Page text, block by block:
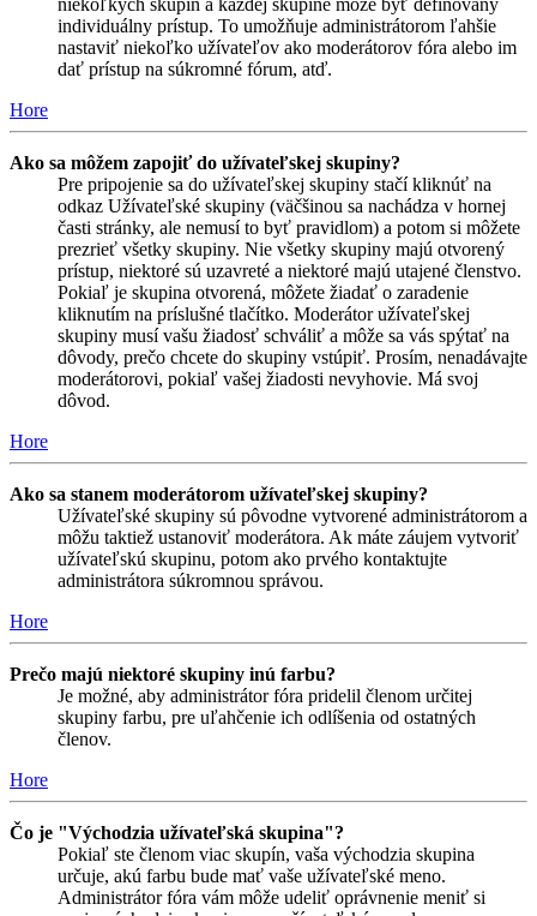
niekoľkých skupín a každej skupine môže byť definovaný
individuálny prístup. To umožňuje administrátorom ľahšie
nastaviť niekoľko užívateľov ako moderátorov fóra alebo im
dať prístup na súkromné fórum, atď.
Hore
Ako sa môžem zapojiť do užívateľskej skupiny?
Pre pripojenie sa do užívateľskej skupiny stačí kliknúť na
odkaz Užívateľské skupiny (väčšinou sa nachádza v hornej
časti stránky, ale nemusí to byť pravidlom) a potom si môžete
prezrieť všetky skupiny. Nie všetky skupiny majú otvorený
prístup, niektoré sú uzavreté a niektoré majú utajené členstvo.
Pokiaľ je skupina otvorená, môžete žiadať o zaradenie
kliknutím na príslušné tlačítko. Moderátor užívateľskej
skupiny musí vašu žiadosť schváliť a môže sa vás spýtať na
dôvody, prečo chcete do skupiny vstúpiť. Prosím, nenadávajte
moderátorovi, pokiaľ vašej žiadosti nevyhovie. Má svoj
dôvod.
Hore
Ako sa stanem moderátorom užívateľskej skupiny?
Užívateľské skupiny sú pôvodne vytvorené administrátorom a
môžu taktiež ustanoviť moderátora. Ak máte záujem vytvoriť
užívateľskú skupinu, potom ako prvého kontaktujte
administrátora súkromnou správou.
Hore
Prečo majú niektoré skupiny inú farbu?
Je možné, aby administrátor fóra pridelil členom určitej
skupiny farbu, pre uľahčenie ich odlíšenia od ostatných
členov.
Hore
Čo je "Východzia užívateľská skupina"?
Pokiaľ ste členom viac skupín, vaša východzia skupina
určuje, akú farbu bude mať vaše užívateľské meno.
Administrátor fóra vám môže udeliť oprávnenie meniť si